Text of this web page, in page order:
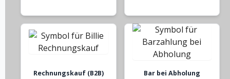
Rechnungskauf (B2B) Bar bei Abholung